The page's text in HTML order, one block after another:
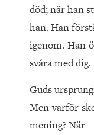
död; när han
han. Han
igenom. Han
svåra med dig.
Guds
Men varför
mening? När